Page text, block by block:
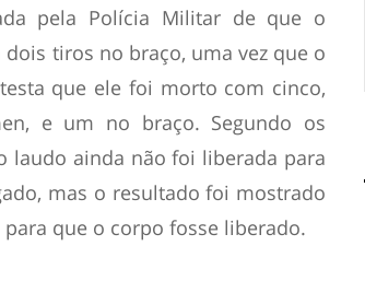
pela Polícia Militar de que o
tiros no braço, uma vez que o
que ele foi morto com cinco,
e um no braço. Segundo os
laudo ainda não foi liberada para
mas o resultado foi mostrado
que o corpo fosse liberado.